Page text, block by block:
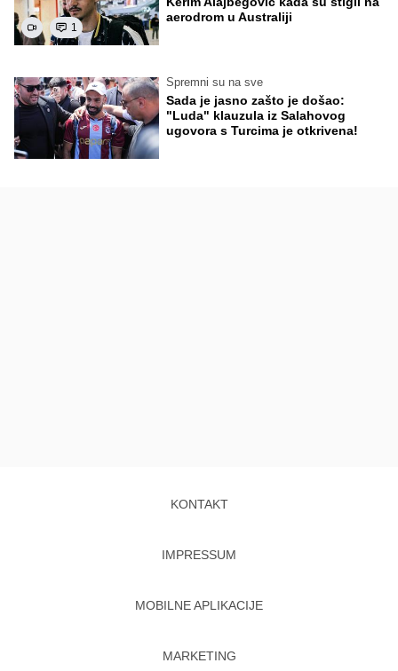
1
aerodrom u Australiji
Spremni su na sve
Sada je jasno zašto je došao:
"Luda" klauzula iz Salahovog
ugovora s Turcima je otkrivena!
KONTAKT
IMPRESSUM
MOBILNE APLIKACIJE
MARKETING